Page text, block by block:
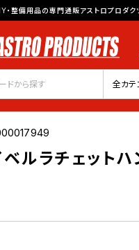
・整備用品の専門通販アストロプロダク
全カテ
ルラチェットハ